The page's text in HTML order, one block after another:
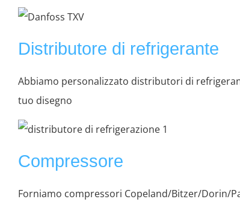
Distributore di refrigerante
Abbiamo personalizzato distributori di
tuo disegno
Compressore
Forniamo compressori Copeland/Bitzer/Dorin/